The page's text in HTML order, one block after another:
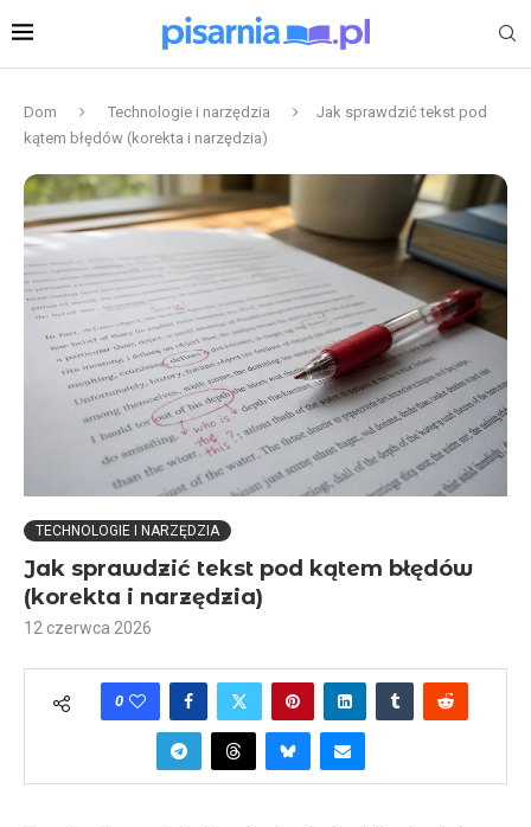
Dom Technologie i narzędzia
Jak sprawdzić tekst pod
kątem błędów (korekta i narzędzia)
TECHNOLOGIE I NARZĘDZIA
Jak sprawdzić tekst pod kątem błędów
(korekta i narzędzia)
12 czerwca 2026
0